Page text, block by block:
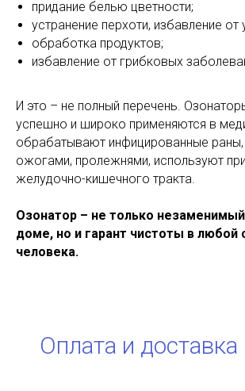
придание белью цветности;
устранение перхоти, избавление от
обработка продуктов;
избавление от грибковых
И это – не полный перечень.
успешно и широко применяются в
обрабатывают инфицированные
ожогами, пролежнями, используют
желудочно-кишечного тракта.
Озонатор – не только
доме, но и гарант чистоты в
человека.
Оплата и